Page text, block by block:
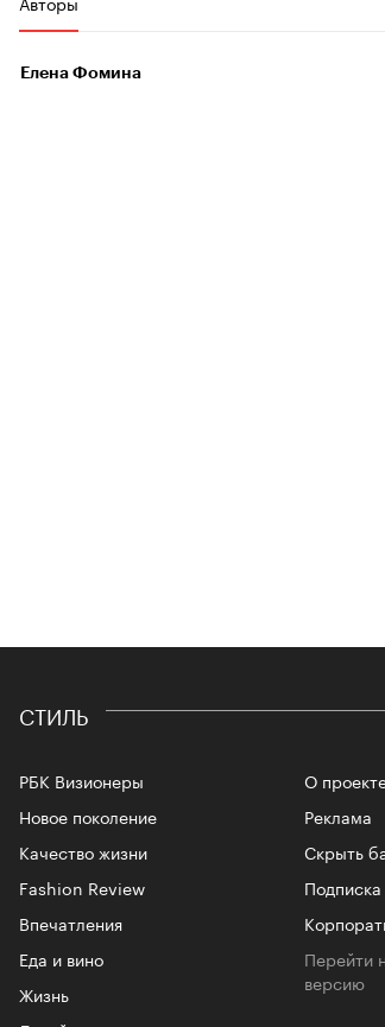
Елена Фомина
СТИЛЬ
РБК Визионеры
Новое поколение
Качество жизни
Fashion Review
Впечатления
Еда и вино
Жизнь
О
Реклама
Скрыть
Перейти
версию